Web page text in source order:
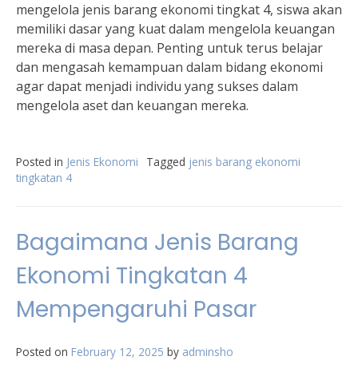
mengelola jenis barang ekonomi tingkat 4, siswa akan
memiliki dasar yang kuat dalam mengelola keuangan
mereka di masa depan. Penting untuk terus belajar
dan mengasah kemampuan dalam bidang ekonomi
agar dapat menjadi individu yang sukses dalam
mengelola aset dan keuangan mereka.
Posted in Jenis Ekonomi Tagged jenis barang ekonomi
tingkatan 4
Bagaimana Jenis Barang
Ekonomi Tingkatan 4
Mempengaruhi Pasar
Posted on February 12, 2025 by adminsho